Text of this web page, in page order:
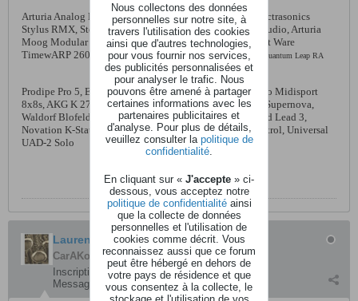
Arturia Analog Factory 2,Spectrasonics Atmosphere
Spectrasonics
Stylus RMX Steinberg Wavelab 5,Steinberg Cubase 4 Studio Arturia
Moog Modular V
Native Instruments Absynth 4,Way Out Ware
TimewARP 2600, EastWest Quantum Leap SD2,EastWest Quantum Leap RA
Prodipe Pro 5 Echo Gina 24, Echo Audiofire 12,M-Audio Midisport
8x8s, AKG K 271 Studio,Eventide DSP 4000,Novation Supernova
Waldorf Blofeld
Access Music Virus TI Polar,Clavia Nord Lead 3
Novation K-Station ,Roland V-Synth XT, Korg nano Kontrol, Universal
UAD-2 Solo
Laurent S.
CarAKoleur
Inscription:
janvier 2006
Messages:
2558
Nous collectons des données
personnelles sur notre site, à
travers l'utilisation des cookies
ainsi que d'autres technologies,
pour vous fournir nos services,
des publicités personnalisées et
pour analyser le trafic. Nous
pouvons être amené à partager
certaines informations avec les
partenaires publicitaires et
d'analyse. Pour plus de détails,
veuillez consulter la politique de
confidentialité
En cliquant sur « J'accepte » ci-
dessous, vous acceptez notre
politique de confidentialitéainsi
que la collecte de données
personnelles et l'utilisation de
cookies comme décrit. Vous
reconnaissez aussi que ce forum
peut être hébergé en dehors de
votre pays de résidence et que
vous consentez à la collecte, le
stockage et l'utilisation de vos